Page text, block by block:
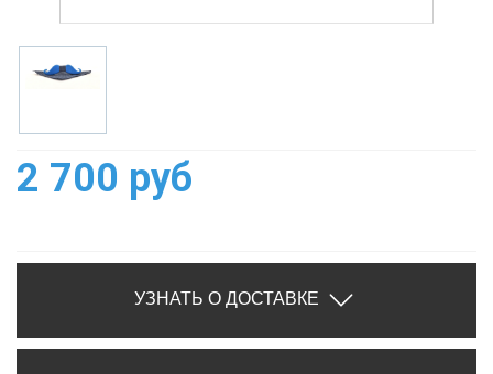
2 700 руб
УЗНАТЬ О ДОСТАВКЕ